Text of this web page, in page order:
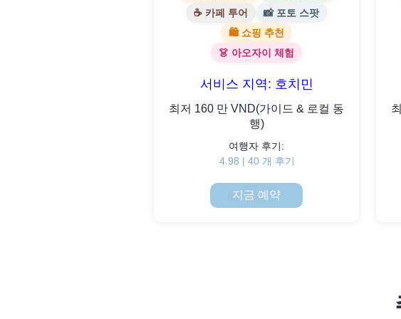
☕ 카페 투어
📸 포토 스팟
🛍 쇼핑 추천
👗 아오자이 체험
서비스 지역: 호치민
최저 160 만 VND(가이드 & 로컬 동
행)
여행자 후기:
4.98 | 40 개 후기
지금 예약